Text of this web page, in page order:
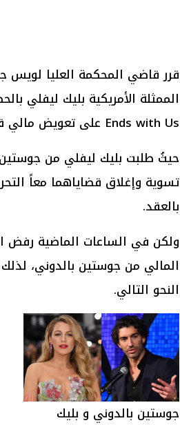
قرر قاضي المحكمة العليا
Ends with Us على تعويض مالي قدره 400 مليون دولاراً.
حيثُ طلبت بليك ليفلي من
تسوية وإغلاق قضاياهما معاً
بالعقد.
ولكن في الساعات الماضية رفض
المالي من جوستين بالدوني،
النحو التالي.
جوستين بالدوني و بليك